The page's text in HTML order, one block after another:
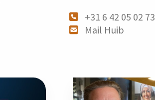
+31 6 42 05 02 73
Mail Huib